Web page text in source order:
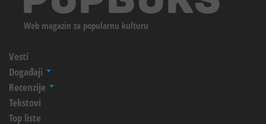
Web magazin za popularnu kulturu
Vesti
Događaji
Recenzije
Tekstovi
Top liste